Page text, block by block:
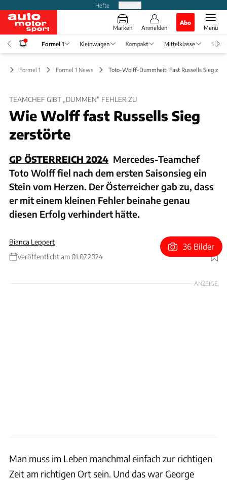
Hefte
Marken Anmelden
Abo
Menü
Formel 1 Kleinwagen Kompakt Mittelklasse SUV
Formel 1 Formel 1 News Toto-Wolff-Dummheit: Fast Russells Sieg
TEAMCHEF GIBT „DUMMEN“ FEHLER ZU
Wie Wolff fast Russells Sieg
zerstörte
GP ÖSTERREICH 2024 Mercedes-Teamchef
Toto Wolff fiel nach dem ersten Saisonsieg ein
Stein vom Herzen. Der Österreicher gab zu, dass
er mit einem kleinen Fehler beinahe genau
diesen Erfolg verhindert hätte.
Bianca Leppert
Veröffentlicht am 01.07.2024
Foto: Wilhelm
36 Bilder
ANZEIGE
Man muss im Leben manchmal einfach zur richtigen
Zeit am richtigen Ort sein. Und das war George